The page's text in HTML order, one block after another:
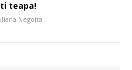
teapa!
Negoita